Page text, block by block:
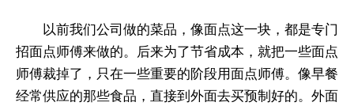
以前我们公司做的菜品，像面点这一块，都是专门
招面点师傅来做的。后来为了节省成本，就把一些面点
师傅裁掉了，只在一些重要的阶段用面点师傅。像早餐
经常供应的那些食品，直接到外面去买预制好的。外面